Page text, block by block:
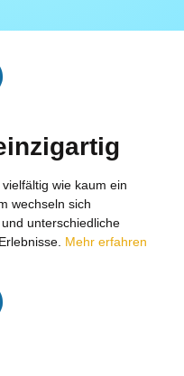
wie kaum ein
wechseln sich
unterschiedliche
Mehr erfahren